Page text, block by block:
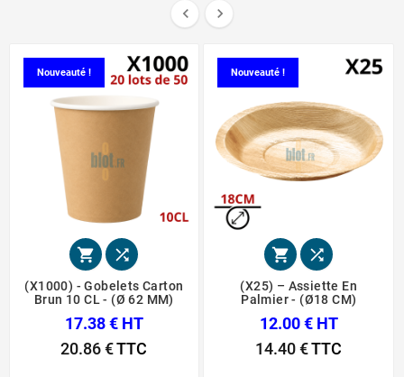
 
Nouveauté !
 
(X1000) - Gobelets Carton
Brun 10 CL - (Ø 62 MM)
17.38 € HT
20.86 €TTC
Nouveauté !
 
(X25) – Assiette En
Palmier - (Ø18 CM)
12.00 € HT
14.40 €TTC